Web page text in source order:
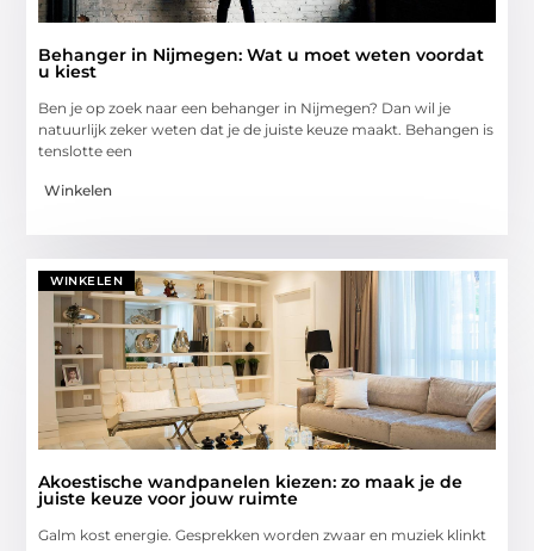
Behanger in Nijmegen: Wat u moet weten voordat
u kiest
Ben je op zoek naar een behanger in Nijmegen? Dan wil je
natuurlijk zeker weten dat je de juiste keuze maakt. Behangen is
tenslotte een
Winkelen
WINKELEN
Akoestische wandpanelen kiezen: zo maak je de
juiste keuze voor jouw ruimte
Galm kost energie. Gesprekken worden zwaar en muziek klinkt